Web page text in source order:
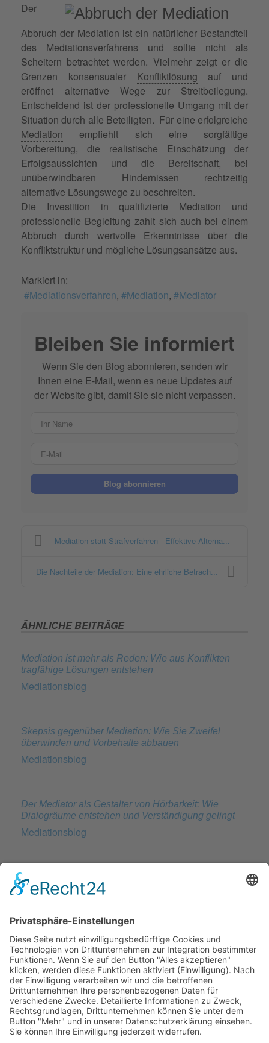
Der
Abbruch der Mediation ist ein natürlicher Bestandteil
des Mediationsverfahrens und sollte nicht als
Scheitern betrachtet werden. Vielmehr zeigt er die
Grenzen konsensualer Konfliktlösung auf und
eröffnet alternative Wege zur Streitbeilegung.
Entscheidend ist der professionelle Umgang mit der
Situation durch alle Beteiligten. Für eine erfolgreiche
Mediation empfiehlt sich eine sorgfältige
Vorbereitung, die realistische Einschätzung der
Erfolgsaussichten und die Bereitschaft, bei
unüberwindbaren Hindernissen rechtzeitig
alternative Lösungswege zu beschreiten.
Die Investition in qualifizierte Mediation und
professionelle Begleitung zahlt sich auch bei einem
Abbruch durch wertvolle Erkenntnisse über die
Konfliktstruktur und mögliche Lösungsansätze aus.
Markiert in:
Mediationsverfahren
Mediation Mediator
Bleiben Sie informiert
Wenn Sie den Blog abonnieren, senden wir
Ihnen eine E-Mail, wenn es neue Updates auf
der Website gibt, damit Sie sie nicht verpassen.
Blog abonnieren
Mediation statt Strafverfahren - Effektive Alterna...
Die Nachteile der Mediation: Eine ehrliche Betrach...
ÄHNLICHE BEITRÄGE
Mediation ist mehr als Reden: Wie aus Konflikten
tragfähige Lösungen entstehen
Mediationsblog
Skepsis gegenüber Mediation: Wie Sie Zweifel
überwinden und Vorbehalte abbauen
Mediationsblog
Der Mediator als Gestalter von Hörbarkeit: Wie
Dialogräume entstehen und Verständigung gelingt
Mediationsblog
BATNA, WATNA und ZOPA: Die drei Säulen
erfolgreicher Verhandlungsstrategien
Verhandeln statt Streiten: Wie Sie Konflikte
konstruktiv lösen
Mediationsblog
© 2026 Frank Hartung Ihr Mediator bei Konflikten in Familie,